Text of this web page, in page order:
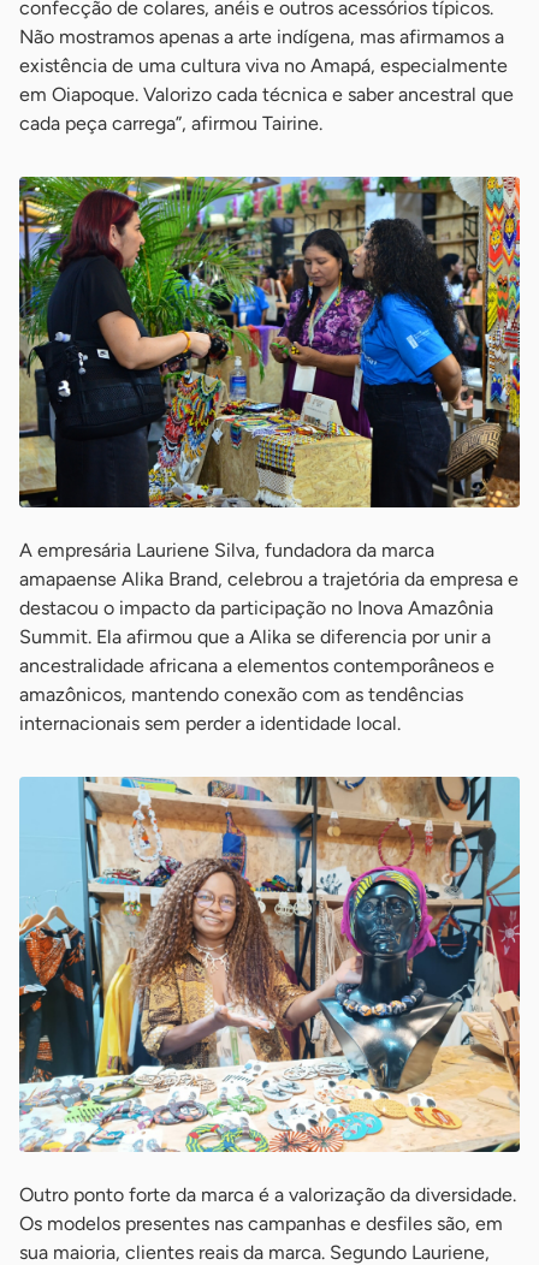
confecção de colares, anéis e outros acessórios típicos.
Não mostramos apenas a arte indígena, mas afirmamos a
existência de uma cultura viva no Amapá, especialmente
em Oiapoque. Valorizo cada técnica e saber ancestral que
cada peça carrega”, afirmou Tairine.
A empresária Lauriene Silva, fundadora da marca
amapaense Alika Brand, celebrou a trajetória da empresa e
destacou o impacto da participação no Inova Amazônia
Summit. Ela afirmou que a Alika se diferencia por unir a
ancestralidade africana a elementos contemporâneos e
amazônicos, mantendo conexão com as tendências
internacionais sem perder a identidade local.
Outro ponto forte da marca é a valorização da diversidade.
Os modelos presentes nas campanhas e desfiles são, em
sua maioria, clientes reais da marca. Segundo Lauriene,